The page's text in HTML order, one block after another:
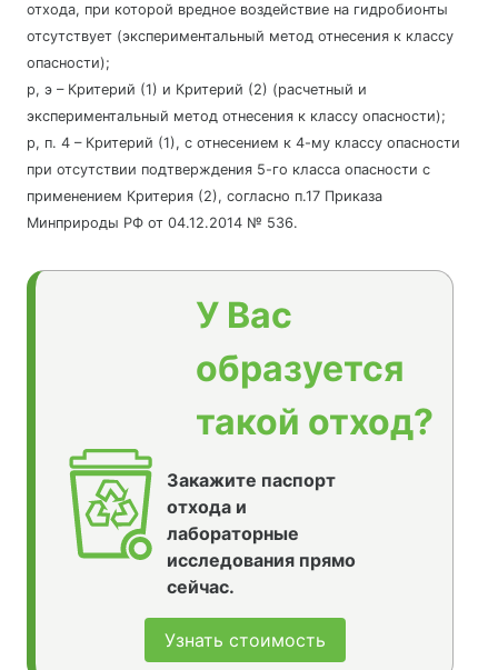
отхода, при которой вредное воздействие на гидробионты
отсутствует (экспериментальный метод отнесения к классу
опасности);
р, э – Критерий (1) и Критерий (2) (расчетный и
экспериментальный метод отнесения к классу опасности);
р, п. 4 – Критерий (1), с отнесением к 4-му классу опасности
при отсутствии подтверждения 5-го класса опасности с
применением Критерия (2), согласно п.17 Приказа
Минприроды РФ от 04.12.2014 № 536.
У Вас
образуется
такой отход?
Закажите паспорт
отхода и
лабораторные
исследования прямо
сейчас.
Узнать стоимость